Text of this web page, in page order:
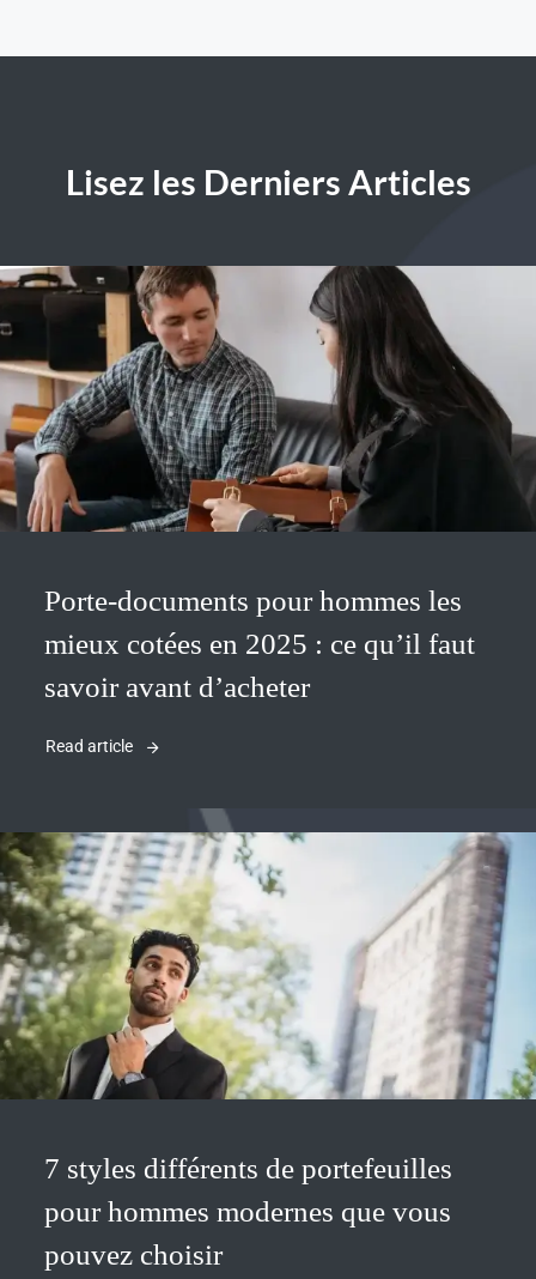
Lisez les Derniers Articles
Porte-documents pour hommes les
mieux cotées en 2025 : ce qu’il faut
savoir avant d’acheter
Read article
7 styles différents de portefeuilles
pour hommes modernes que vous
pouvez choisir